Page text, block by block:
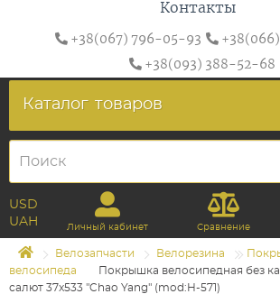
Контакты
+38(067) 796-05-93
+38(093) 388-52-68
Каталог товаров
USD
UAH
Личный кабинет Сравнение
Велозапчасти Велорезина
велосипеда
Покрышка велосипедная без
салют 37x533 "Chao Yang" (mod:H-571)